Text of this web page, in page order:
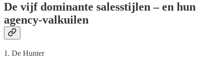
De vijf dominante salesstijlen – en hun
agency-valkuilen
1. De Hunter